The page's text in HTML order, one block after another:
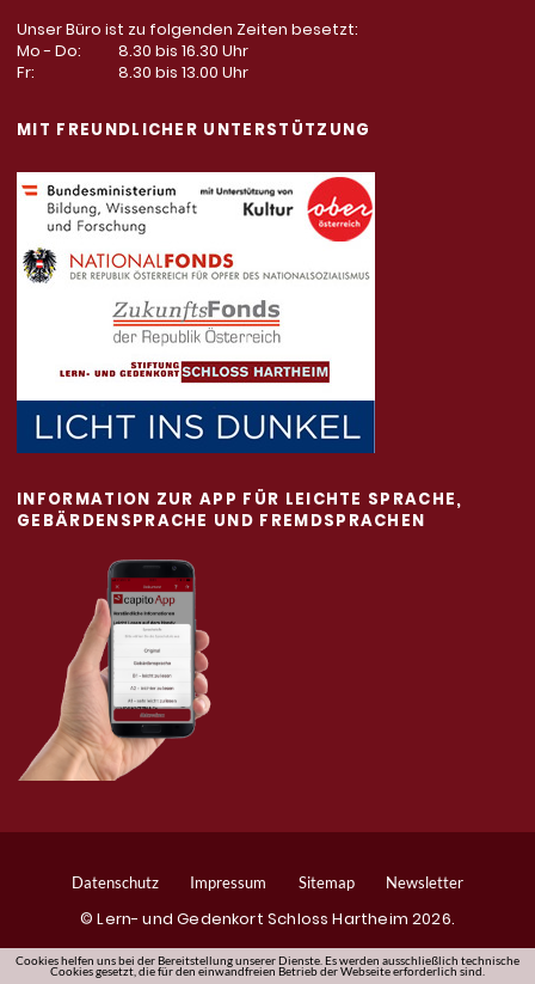
Unser Büro ist zu folgenden Zeiten besetzt:
Mo - Do:
8.30 bis 16.30 Uhr
Fr:
8.30 bis 13.00 Uhr
MIT FREUNDLICHER UNTERSTÜTZUNG
INFORMATION ZUR APP FÜR LEICHTE SPRACHE,
GEBÄRDENSPRACHE UND FREMDSPRACHEN
Datenschutz Impressum Sitemap Newsletter
© Lern- und Gedenkort Schloss Hartheim2026.
Cookies helfen uns bei der Bereitstellung unserer Dienste. Es werden ausschließlich technische
Cookies gesetzt, die für den einwandfreien Betrieb der Webseite erforderlich sind.